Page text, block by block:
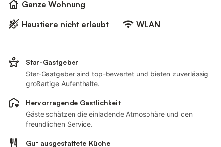
Ganze Wohnung
Haustiere nicht erlaubt
WLAN
Star-Gastgeber
Star-Gastgeber sind top-bewertet und bieten zuverlässig
großartige Aufenthalte.
Hervorragende Gastlichkeit
Gäste schätzen die einladende Atmosphäre und den
freundlichen Service.
Gut ausgestattete Küche